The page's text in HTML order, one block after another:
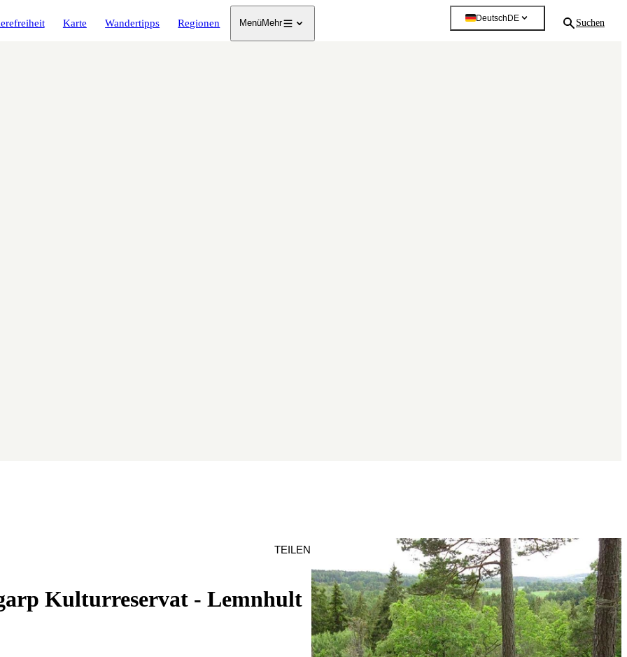
Karte Wandertipps Regionen MenüMehr
Deutsch DE Suchen
Kulturreservat - Lemnhult
TEILEN
Bildergalerie